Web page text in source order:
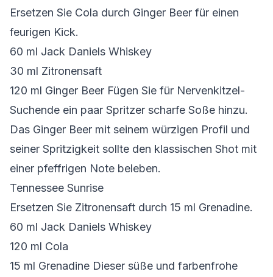
Ersetzen Sie Cola durch Ginger Beer für einen
feurigen Kick.
60 ml Jack Daniels Whiskey
30 ml Zitronensaft
120 ml Ginger Beer Fügen Sie für Nervenkitzel-
Suchende ein paar Spritzer scharfe Soße hinzu.
Das Ginger Beer mit seinem würzigen Profil und
seiner Spritzigkeit sollte den klassischen Shot mit
einer pfeffrigen Note beleben.
Tennessee Sunrise
Ersetzen Sie Zitronensaft durch 15 ml Grenadine.
60 ml Jack Daniels Whiskey
120 ml Cola
15 ml Grenadine Dieser süße und farbenfrohe